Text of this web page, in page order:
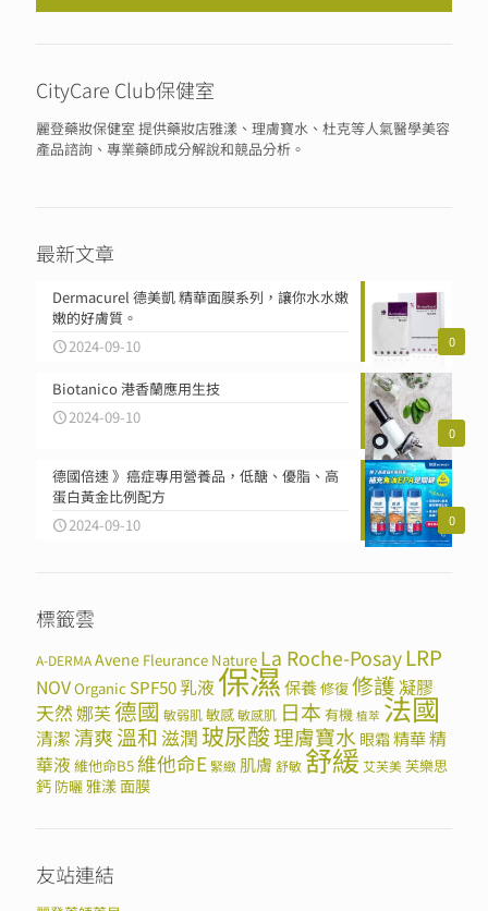
CityCare Club保健室
麗登藥妝保健室 提供藥妝店雅漾、理膚寶水、杜克等人氣醫學美容
產品諮詢、專業藥師成分解說和競品分析。
最新文章
0
Dermacurel 德美凱 精華面膜系列，讓你水水嫩
嫩的好膚質。
2024-09-10
0
Biotanico 港香蘭應用生技
2024-09-10
0
德國倍速 》癌症專用營養品，低醣、優脂、高
蛋白黃金比例配方
2024-09-10
標籤雲
A-DERMAAvene Fleurance Nature La Roche-PosayLRP
NOVOrganic SPF50乳液保濕保養修復修護凝膠
天然娜芙德國 敏弱肌敏感敏感肌 日本 有機 植萃 法國
清潔清爽溫和 滋潤 玻尿酸理膚寶水 眼霜精華精
華液維他命B5 維他命E 緊緻 肌膚 舒敏 舒緩 艾芙美芙樂思
鈣 防曬雅漾面膜
友站連結